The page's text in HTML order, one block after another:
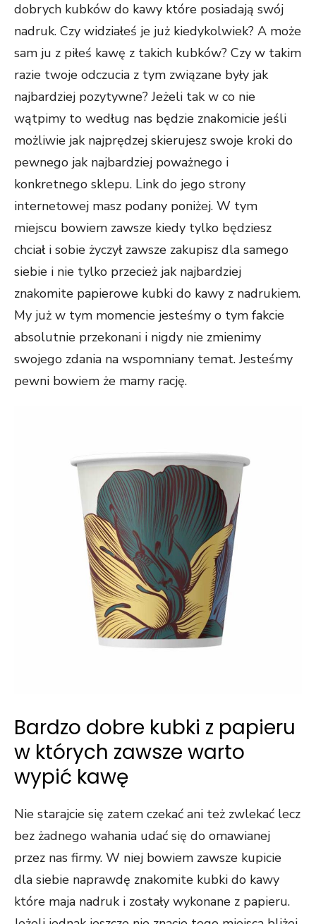
dobrych kubków do kawy które posiadają swój
nadruk. Czy widziałeś je już kiedykolwiek? A może
sam ju z piłeś kawę z takich kubków? Czy w takim
razie twoje odczucia z tym związane były jak
najbardziej pozytywne? Jeżeli tak w co nie
wątpimy to według nas będzie znakomicie jeśli
możliwie jak najprędzej skierujesz swoje kroki do
pewnego jak najbardziej poważnego i
konkretnego sklepu. Link do jego strony
internetowej masz podany poniżej. W tym
miejscu bowiem zawsze kiedy tylko będziesz
chciał i sobie życzył zawsze zakupisz dla samego
siebie i nie tylko przecież jak najbardziej
znakomite papierowe kubki do kawy z nadrukiem.
My już w tym momencie jesteśmy o tym fakcie
absolutnie przekonani i nigdy nie zmienimy
swojego zdania na wspomniany temat. Jesteśmy
pewni bowiem że mamy rację.
Bardzo dobre kubki z papieru
w których zawsze warto
wypić kawę
Nie starajcie się zatem czekać ani też zwlekać lecz
bez żadnego wahania udać się do omawianej
przez nas firmy. W niej bowiem zawsze kupicie
dla siebie naprawdę znakomite kubki do kawy
które maja nadruk i zostały wykonane z papieru.